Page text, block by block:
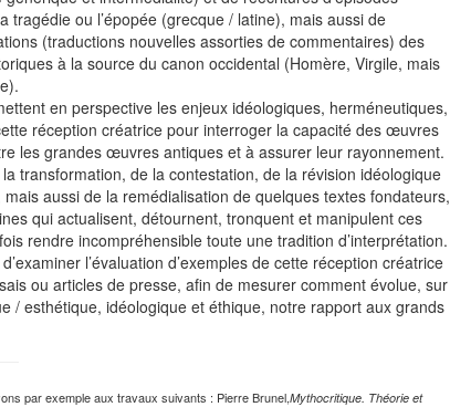
tragédie ou l’épopée (grecque / latine), mais aussi de
(traductions nouvelles assorties de commentaires) des
à la source du canon occidental (Homère, Virgile, mais
en perspective les enjeux idéologiques, herméneutiques,
réception créatrice pour interroger la capacité des œuvres
les grandes œuvres antiques et à assurer leur rayonnement.
transformation, de la contestation, de la révision idéologique
mais aussi de la remédialisation de quelques textes fondateurs,
qui actualisent, détournent, tronquent et manipulent ces
rendre incompréhensible toute une tradition d’interprétation.
l’évaluation d’exemples de cette réception créatrice
ou articles de presse, afin de mesurer comment évolue, sur
/ esthétique, idéologique et éthique, notre rapport aux grands
par exemple aux travaux suivants : Pierre Brunel,Mythocritique. Théorie et